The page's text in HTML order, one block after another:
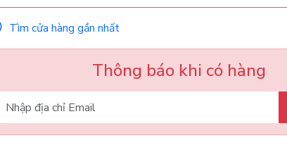
Tìm cửa hàng gần nhất
Thông báo khi có hàng